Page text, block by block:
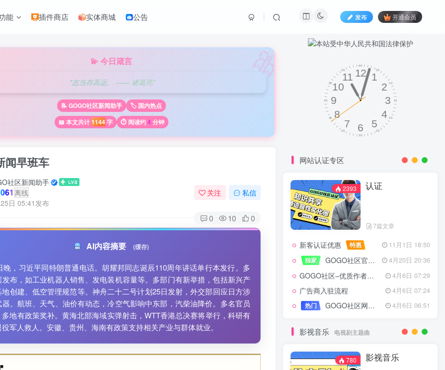
能 插件商店 实体商城 公告 发布 开通会员
🎀
💫 今日箴言
"志当存高远。 —— 诸葛亮"
📝 GOGO社区新闻助手
🏷️ 国内热点
📖 本文共计1144字 ⏱️ 阅读约4 分钟
闻早班车
社区新闻助手
离线
日 05:41发布
关注 私信
0 10 0
AI内容摘要 (缓存)
晚，习近平同特朗普通电话。胡耀邦同志诞辰110周年讲话单行本发行。多
布，如工业机器人销售、发电装机容量等。多部门有新举措，包括新兴产
创建、低空管理规范等。神舟二十二号计划25日发射，外交部回应日方涉
。航班、天气、油价有动态，冷空气影响中东部，汽柴油降价。多名官员
地有政策奖补。黄海北部海域实弹射击，WTT香港总决赛将举行，科研有
军人救人。安徽、贵州、海南有政策支持相关产业与群体就业。
网站认证专区
2393 认证
7篇文章
新客认证优惠 特惠
11月1日 18:50
独家
GOGO社区官方成员认证 4月20日 20:36
GOGO社区–优质作者认证 4月6日 07:29
广告商入驻流程
4月6日 07:24
热门
GOGO社区网站搭建(自助服务) 4月6日 06:51
影视音乐 电视剧主题曲
780 影视音乐